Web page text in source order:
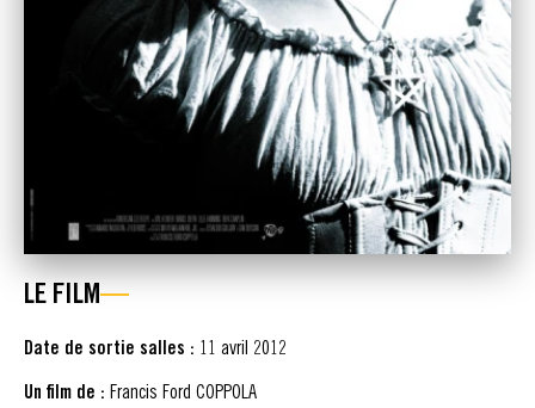
LE FILM
Date de sortie salles : 11 avril 2012
Un film de : Francis Ford COPPOLA